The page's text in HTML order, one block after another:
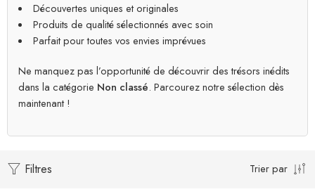
Découvertes uniques et originales
Produits de qualité sélectionnés avec soin
Parfait pour toutes vos envies imprévues
Ne manquez pas l’opportunité de découvrir des trésors inédits
dans la catégorie Non classé. Parcourez notre sélection dès
maintenant !
Filtres Trier par